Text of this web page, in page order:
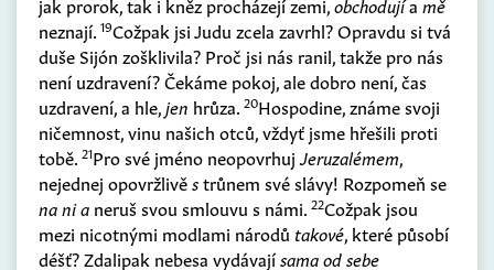
jak prorok, tak i kněz procházejí zemi,obchodujía mě
neznají. 19Cožpak jsi Judu zcela zavrhl? Opravdu si tvá
duše Sijón zošklivila? Proč jsi nás ranil, takže pro nás
není uzdravení? Čekáme pokoj, ale dobro není, čas
uzdravení, a hle,jen hrůza. 20Hospodine, známe svoji
ničemnost, vinu našich otců, vždyť jsme hřešili proti
tobě. 21Pro své jméno neopovrhuj Jeruzalémem,
nejednej opovržlivěstrůnem své slávy! Rozpomeň se
na ni a neruš svou smlouvu s námi. 22Cožpak jsou
mezi nicotnými modlami národů takové, které působí
déšť? Zdalipak nebesa vydávajísama od sebe